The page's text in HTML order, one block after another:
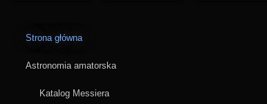
Strona główna
Astronomia amatorska
Katalog Messiera